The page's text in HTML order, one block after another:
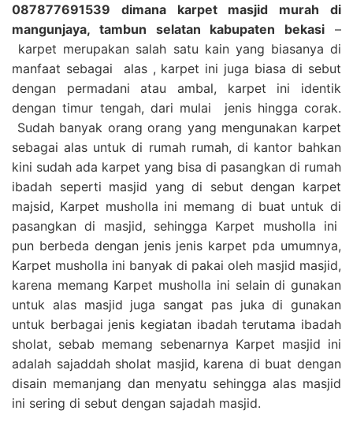
087877691539 dimana karpet masjid murah di
mangunjaya, tambun selatan kabupaten bekasi –
karpet merupakan salah satu kain yang biasanya di
manfaat sebagai alas , karpet ini juga biasa di sebut
dengan permadani atau ambal, karpet ini identik
dengan timur tengah, dari mulai jenis hingga corak.
Sudah banyak orang orang yang mengunakan karpet
sebagai alas untuk di rumah rumah, di kantor bahkan
kini sudah ada karpet yang bisa di pasangkan di rumah
ibadah seperti masjid yang di sebut dengan karpet
majsid, Karpet musholla ini memang di buat untuk di
pasangkan di masjid, sehingga Karpet musholla ini
pun berbeda dengan jenis jenis karpet pda umumnya,
Karpet musholla ini banyak di pakai oleh masjid masjid,
karena memang Karpet musholla ini selain di gunakan
untuk alas masjid juga sangat pas juka di gunakan
untuk berbagai jenis kegiatan ibadah terutama ibadah
sholat, sebab memang sebenarnya Karpet masjid ini
adalah sajaddah sholat masjid, karena di buat dengan
disain memanjang dan menyatu sehingga alas masjid
ini sering di sebut dengan sajadah masjid.